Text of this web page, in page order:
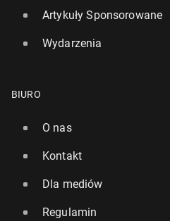
Artykuły Sponsorowane
Wydarzenia
BIURO
O nas
Kontakt
Dla mediów
Regulamin